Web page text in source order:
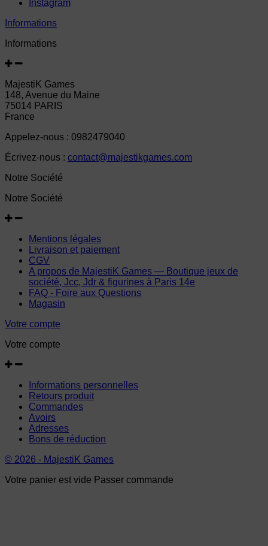
Instagram
Informations
Informations
MajestiK Games
148, Avenue du Maine
75014 PARIS
France
Appelez-nous : 0982479040
Écrivez-nous : contact@majestikgames.com
Notre Société
Notre Société
Mentions légales
Livraison et paiement
CGV
A propos de MajestiK Games — Boutique jeux de
société, Jcc, Jdr & figurines à Paris 14e
FAQ - Foire aux Questions
Magasin
Votre compte
Votre compte
Informations personnelles
Retours produit
Commandes
Avoirs
Adresses
Bons de réduction
© 2026 - MajestiK Games
Votre panier est vide Passer commande